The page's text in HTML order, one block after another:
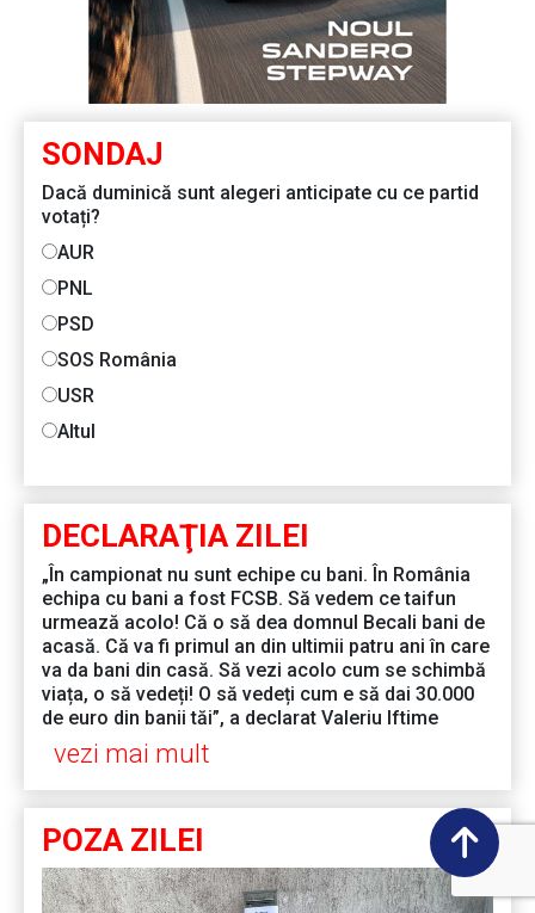
SONDAJ
Dacă duminică sunt alegeri anticipate cu ce partid
votați?
AUR
PNL
PSD
SOS România
USR
Altul
DECLARAŢIA ZILEI
„În campionat nu sunt echipe cu bani. În România
echipa cu bani a fost FCSB. Să vedem ce taifun
urmează acolo! Că o să dea domnul Becali bani de
acasă. Că va fi primul an din ultimii patru ani în care
va da bani din casă. Să vezi acolo cum se schimbă
viața, o să vedeți! O să vedeți cum e să dai 30.000
de euro din banii tăi”, a declarat Valeriu Iftime
vezi mai mult
POZA ZILEI